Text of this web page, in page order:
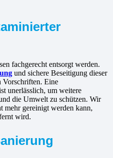
fachgerecht entsorgt werden.
und sichere Beseitigung dieser
Vorschriften. Eine
unerlässlich, um weitere
die Umwelt zu schützen. Wir
mehr gereinigt werden kann,
wird.